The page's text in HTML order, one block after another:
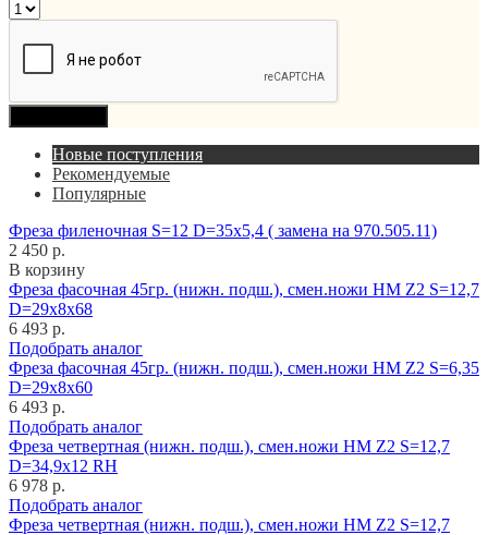
Новые поступления
Рекомендуемые
Популярные
Фреза филеночная S=12 D=35x5,4 ( замена на 970.505.11)
2 450 р.
В корзину
Фреза фасочная 45гр. (нижн. подш.), смен.ножи HM Z2 S=12,7
D=29x8x68
6 493 р.
Подобрать аналог
Фреза фасочная 45гр. (нижн. подш.), смен.ножи HM Z2 S=6,35
D=29x8x60
6 493 р.
Подобрать аналог
Фреза четвертная (нижн. подш.), смен.ножи HM Z2 S=12,7
D=34,9x12 RH
6 978 р.
Подобрать аналог
Фреза четвертная (нижн. подш.), смен.ножи HM Z2 S=12,7